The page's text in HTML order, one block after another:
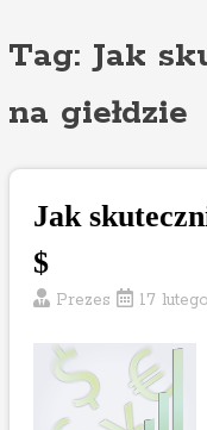
Tag: Jak
na giełdzie
Jak
$
Prezes 17